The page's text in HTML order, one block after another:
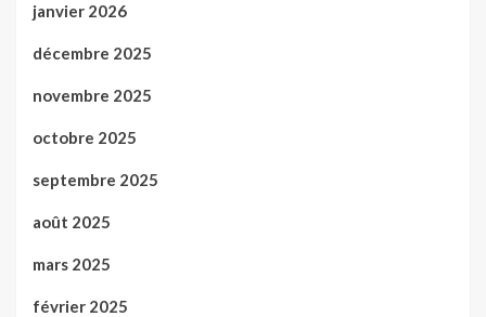
janvier 2026
décembre 2025
novembre 2025
octobre 2025
septembre 2025
août 2025
mars 2025
février 2025